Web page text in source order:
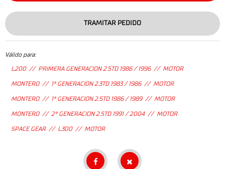
TRAMITAR PEDIDO
Válido para:
L200 // PRIMERA GENERACION 2.5TD 1986 / 1996 // MOTOR
MONTERO // 1ª GENERACION 2.3TD 1983 / 1986 // MOTOR
MONTERO // 1ª GENERACION 2.5TD 1986 / 1989 // MOTOR
MONTERO // 2ª GENERACION 2.5TD 1991 / 2004 // MOTOR
SPACE GEAR // L300 // MOTOR